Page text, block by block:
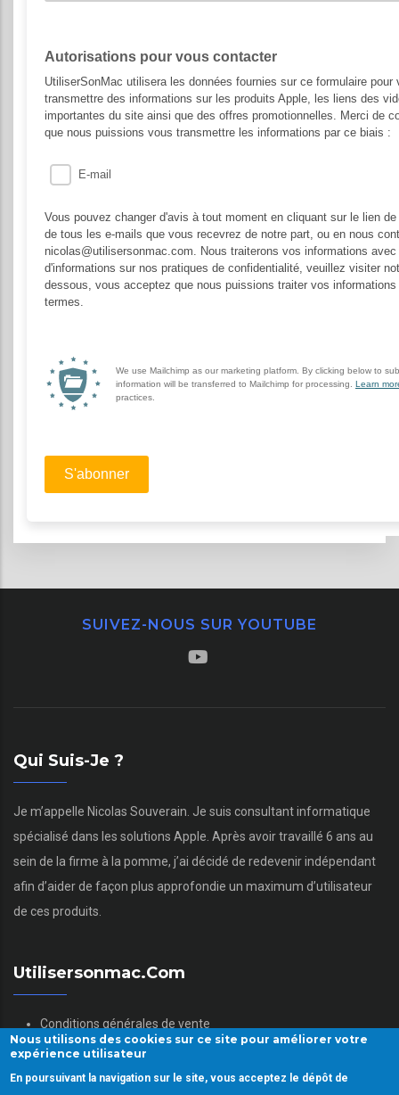
SUIVEZ-NOUS SUR YOUTUBE
Qui Suis-Je ?
Je m’appelle Nicolas Souverain. Je suis consultant informatique
spécialisé dans les solutions Apple. Après avoir travaillé 6 ans au
sein de la firme à la pomme, j’ai décidé de redevenir indépendant
afin d’aider de façon plus approfondie un maximum d’utilisateur
de ces produits.
Utilisersonmac.com
Conditions générales de vente
Mentions légales
Politique des données personnelles
Nous utilisons des cookies sur ce site pour améliorer votre
expérience utilisateur
En poursuivant la navigation sur le site, vous acceptez le dépôt de